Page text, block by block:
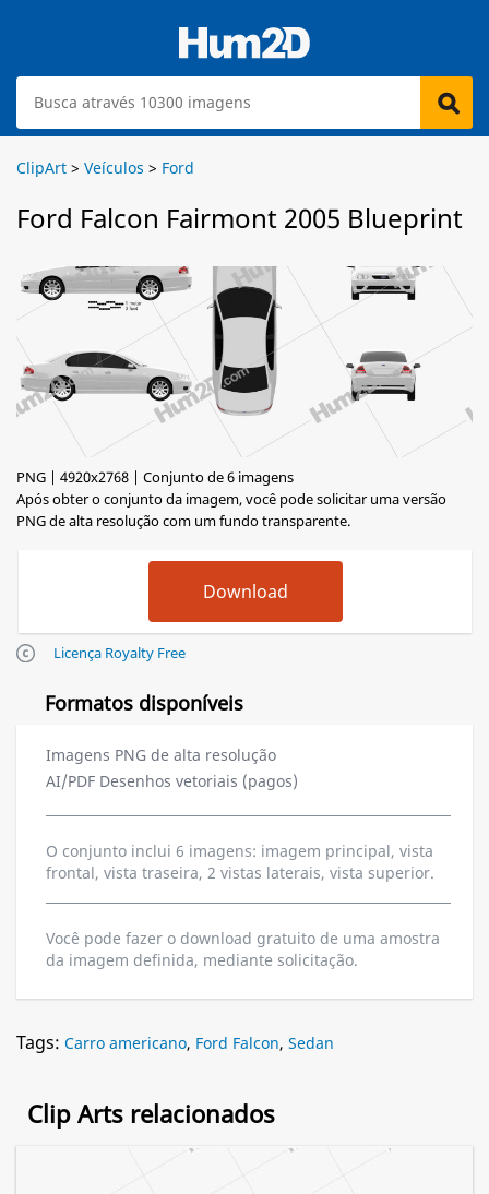
ClipArt > Veículos > Ford
Ford Falcon Fairmont 2005 Blueprint
PNG | 4920x2768 | Conjunto de 6 imagens
Após obter o conjunto da imagem, você pode solicitar uma versão
PNG de alta resolução com um fundo transparente.
Licença Royalty Free
Formatos disponíveis
Imagens PNG de alta resolução
AI/PDF Desenhos vetoriais (pagos)
O conjunto inclui 6 imagens: imagem principal, vista
frontal, vista traseira, 2 vistas laterais, vista superior.
Você pode fazer o download gratuito de uma amostra
da imagem definida, mediante solicitação.
Tags: Carro americano, Ford Falcon, Sedan
Clip Arts relacionados